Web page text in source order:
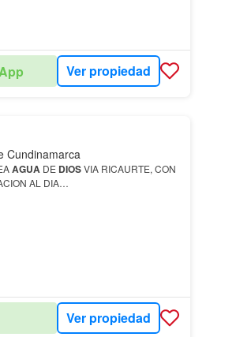
Ver propiedad
Cundinamarca
AGUA DE DIOSVIA RICAURTE, CON
AL DIA…
Ver propiedad